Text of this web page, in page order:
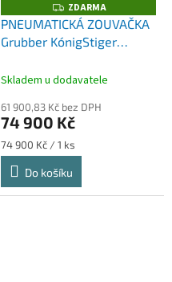
Z
D
A
R
ZDARMA
PNEUMATICKÁ ZOUVAČKA
Grubber KónigStiger
Skladem u dodavatele
61 900,83 Kč bez DPH
74 900 Kč
Měrná
cena:
74 900 Kč / 1 ks
Do košíku